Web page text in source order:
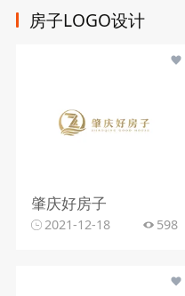
房子LOGO设计
肇庆好房子
2021-12-18 598